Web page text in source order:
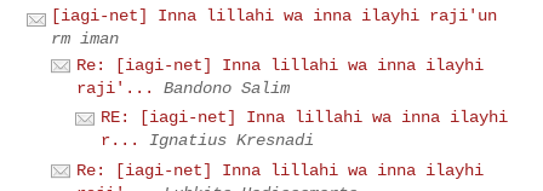
[iagi-net] Inna lillahi wa inna ilayhi raji'un
rm iman
Re: [iagi-net] Inna lillahi wa inna ilayhi
raji'...
Bandono Salim
RE: [iagi-net] Inna lillahi wa inna ilayhi
r...
Ignatius Kresnadi
Re: [iagi-net] Inna lillahi wa inna ilayhi